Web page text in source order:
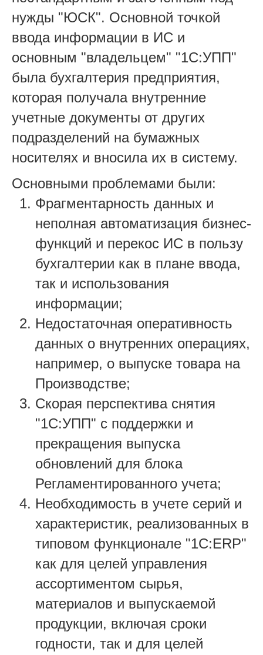
нужды "ЮСК". Основной точкой
ввода информации в ИС и
основным "владельцем" "1С:УПП"
была бухгалтерия предприятия,
которая получала внутренние
учетные документы от других
подразделений на бумажных
носителях и вносила их в систему.
Основными проблемами были:
Фрагментарность данных и
неполная автоматизация бизнес-
функций и перекос ИС в пользу
бухгалтерии как в плане ввода,
так и использования
информации;
Недостаточная оперативность
данных о внутренних операциях,
например, о выпуске товара на
Производстве;
Скорая перспектива снятия
"1С:УПП" с поддержки и
прекращения выпуска
обновлений для блока
Регламентированного учета;
Необходимость в учете серий и
характеристик, реализованных в
типовом функционале "1С:ERP"
как для целей управления
ассортиментом сырья,
материалов и выпускаемой
продукции, включая сроки
годности, так и для целей